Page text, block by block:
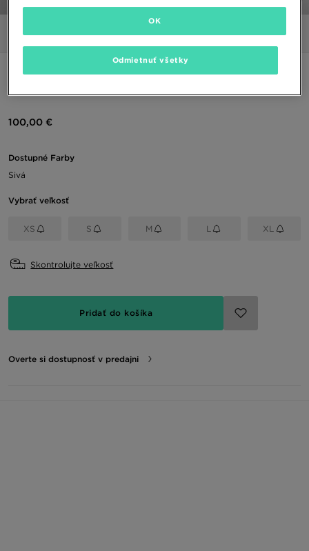
Obrázky Video
NIKE MIKINA S KAPUCŇOU W NSW TCH FLC ESSNL OOS
100,00 €
Dostupné Farby
Sivá
Vybrať veľkosť
XS S M L XL
Skontrolujte veľkosť
Pridať do košíka
Overte si dostupnosť v predajni
Odmietnuť všetky
OK